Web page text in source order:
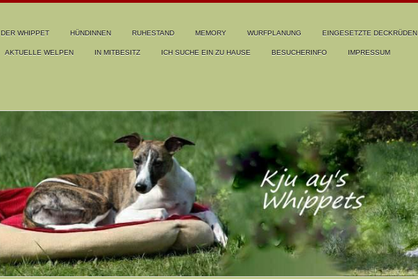
DER WHIPPET HÜNDINNEN RUHESTAND MEMORY WURFPLANUNG EINGESETZTE DECKRÜDEN
AKTUELLE WELPEN IN MITBESITZ ICH SUCHE EIN ZU HAUSE BESUCHERINFO IMPRESSUM